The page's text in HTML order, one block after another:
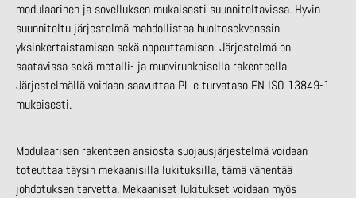
modulaarinen ja sovelluksen mukaisesti suunniteltavissa. Hyvin
suunniteltu järjestelmä mahdollistaa huoltosekvenssin
yksinkertaistamisen sekä nopeuttamisen. Järjestelmä on
saatavissa sekä metalli- ja muovirunkoisella rakenteella.
Järjestelmällä voidaan saavuttaa PL e turvataso EN ISO 13849-1
mukaisesti.
Modulaarisen rakenteen ansiosta suojausjärjestelmä voidaan
toteuttaa täysin mekaanisilla lukituksilla, tämä vähentää
johdotuksen tarvetta. Mekaaniset lukitukset voidaan myös